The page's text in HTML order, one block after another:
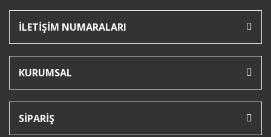
İLETİŞİM NUMARALARI
KURUMSAL
SİPARİŞ